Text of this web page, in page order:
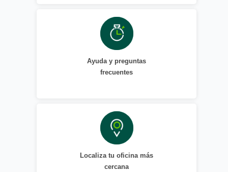
Ayuda y preguntas
frecuentes
Localiza tu oficina más
cercana